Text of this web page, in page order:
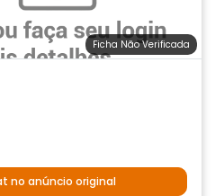
Ficha Não Verificada
no anúncio original